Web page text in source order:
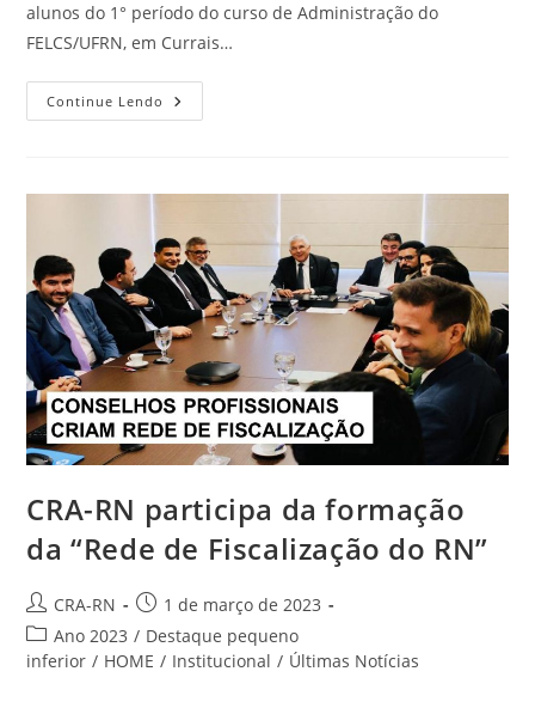
alunos do 1° período do curso de Administração do
FELCS/UFRN, em Currais…
Continue Lendo CRA-
RN
De
Currais
Novos
CRA-RN participa da formação
da “Rede de Fiscalização do RN”
Autor
do
post:
CRA-RN
Post
publicado:
1 de março de 2023
Categoria
do
Ano 2023 / Destaque pequeno
inferior / HOME / Institucional / Últimas Notícias